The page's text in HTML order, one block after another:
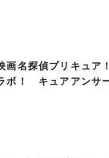
画名探偵プリキュア
ボ！ キュアアンサ